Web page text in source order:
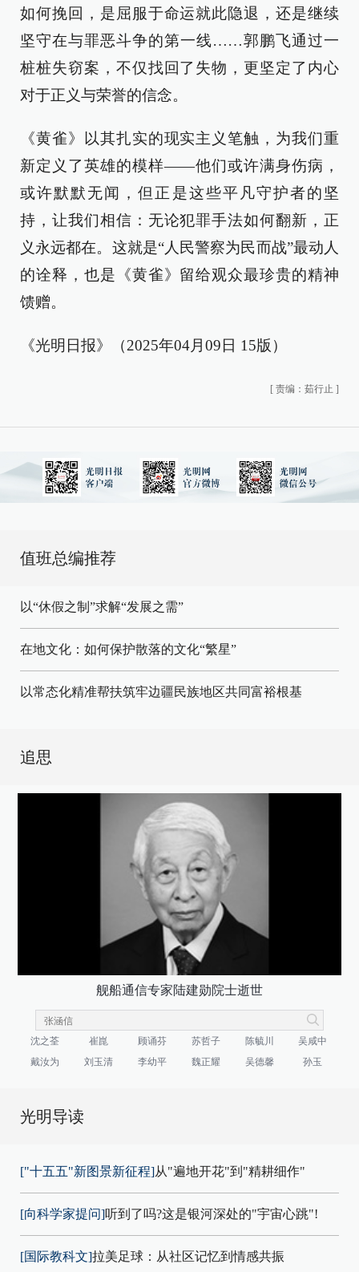
如何挽回，是屈服于命运就此隐退，还是继续
坚守在与罪恶斗争的第一线……郭鹏飞通过一
桩桩失窃案，不仅找回了失物，更坚定了内心
对于正义与荣誉的信念。
《黄雀》以其扎实的现实主义笔触，为我们重
新定义了英雄的模样——他们或许满身伤病，
或许默默无闻，但正是这些平凡守护者的坚
持，让我们相信：无论犯罪手法如何翻新，正
义永远都在。这就是“人民警察为民而战”最动人
的诠释，也是《黄雀》留给观众最珍贵的精神
馈赠。
《光明日报》（2025年04月09日 15版）
[ 责编：茹行止 ]
值班总编推荐
以“休假之制”求解“发展之需”
在地文化：如何保护散落的文化“繁星”
以常态化精准帮扶筑牢边疆民族地区共同富裕根基
追思
舰船通信专家陆建勋院士逝世
沈之荃 崔崑 顾诵芬 苏哲子 陈毓川
吴咸中
戴汝为
刘玉清 李幼平 魏正耀 吴德馨 孙玉
光明导读
["十五五"新图景新征程]从"遍地开花"到"精耕细作"
[向科学家提问]听到了吗?这是银河深处的"宇宙心跳"!
[国际教科文]拉美足球：从社区记忆到情感共振